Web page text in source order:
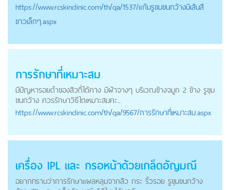
https://www.rcskinclinic.com/th/qa/1537/แก้มรูขมขนกว้างมีเส้นสี
ขาวเล็กๆ.aspx
การรักษาที่เหมาะสม
มีปัญหารอยดำของสิวที่ใต้คาง มีฝ้าจางๆ บริเวณข้างจมูก 2 ข้าง รูขุม
ขนกว้าง ควรรักษาวิธีใดเหมาะสมคะ...
https://www.rcskinclinic.com/th/qa/9567/การรักษาที่เหมาะสม.aspx
เครื่อง IPL และ กรอหน้าด้วยเกล็ดอัญมณี
อยากทราบว่าการรักษาแผลหลุมจากสิว กระ ริ้วรอย รูขุมขนกว้าง